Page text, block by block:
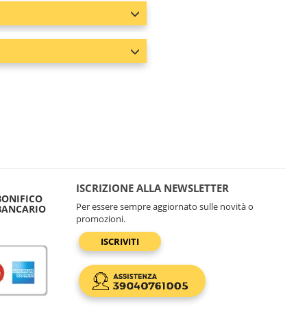
ISCRIZIONE ALLA NEWSLETTER
Per essere sempre aggiornato sulle novità o
promozioni.
ISCRIVITI